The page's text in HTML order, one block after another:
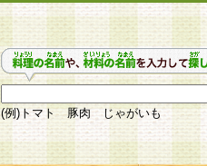
(例)トマト 豚肉 じゃがいも